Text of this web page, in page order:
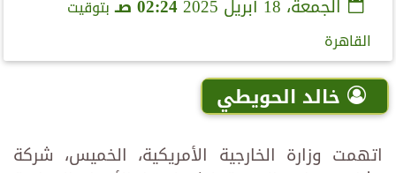
الجمعة، 18 أبريل 2025 02:24 صـ
بتوقيت
القاهرة
خالد الحويطي
اتهمت وزارة الخارجية الأمريكية، الخميس، شركة